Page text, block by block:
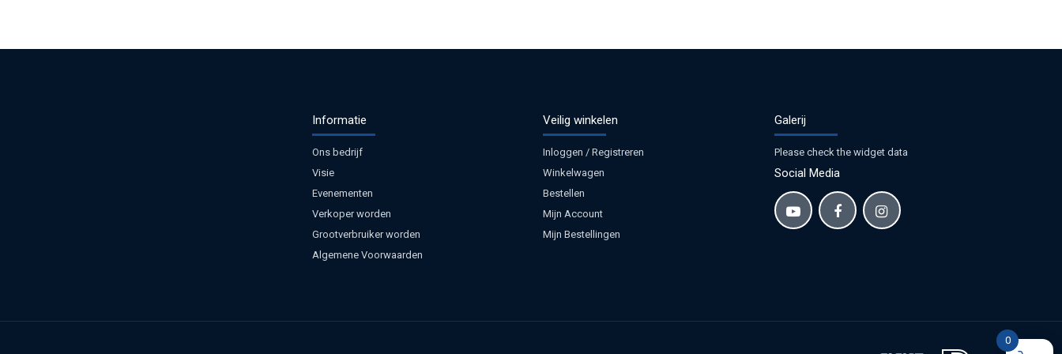
Informatie
Ons bedrijf
Visie
Evenementen
Verkoper worden
Grootverbruiker worden
Algemene Voorwaarden
Veilig winkelen
Inloggen / Registreren
Winkelwagen
Bestellen
Mijn Account
Mijn Bestellingen
Galerij
Please check the widget data
Social Media
0